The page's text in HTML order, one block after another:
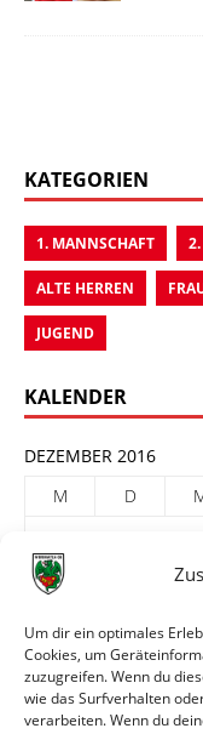
Um dir ein optimales
Cookies, um
zuzugreifen. Wenn du
wie das Surfverhalten
verarbeiten. Wenn du
KATEGORIEN
1. MANNSCHAFT
ALTE HERREN
JUGEND
KALENDER
DEZEMBER 2016
M
D
5
19
20
26
27